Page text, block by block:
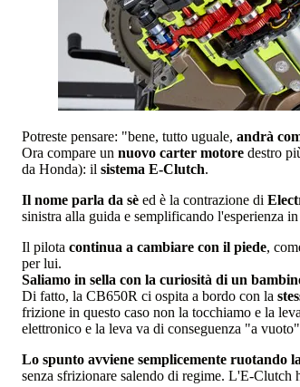
Potreste pensare: "bene, tutto uguale, andrà
Ora compare un nuovo carter motore destro
da Honda): il sistema E-Clutch.
Il nome parla da sè ed è la contrazione di
sinistra alla guida e semplificando l'esperienza in
Il pilota continua a cambiare con il piede,
per lui.
Saliamo in sella con la curiosità di un
Di fatto, la CB650R ci ospita a bordo con la
frizione in questo caso non la tocchiamo e la
elettronico e la leva va di conseguenza "a
Lo spunto avviene semplicemente ruotando
senza sfrizionare salendo di regime. L'E-Clutch